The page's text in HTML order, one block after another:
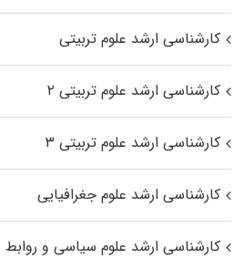
کارشناسی ارشد علوم تربیتی
کارشناسی ارشد علوم تربیتی ۲
کارشناسی ارشد علوم تربیتی ۳
کارشناسی ارشد علوم جغرافیایی
کارشناسی ارشد علوم سیاسی و روابط